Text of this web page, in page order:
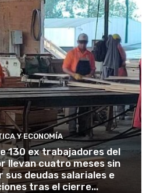
Y ECONOMÍA
130 ex trabajadores del
llevan cuatro meses sin
sus deudas salariales e
tras el cierre...